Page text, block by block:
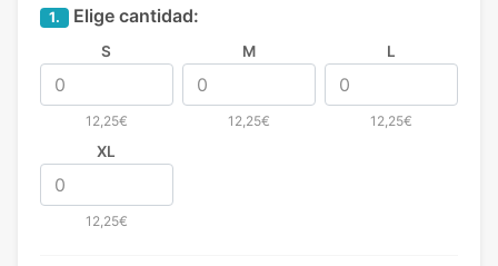
1. Elige cantidad:
S
12,25€
M
12,25€
L
12,25€
XL
12,25€